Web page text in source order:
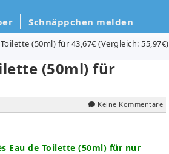
Schnäppchen melden
(50ml) für 43,67€ (Vergleich: 55,97€)
(50ml) für
Keine Kommentare
Eau de Toilette (50ml) für nur